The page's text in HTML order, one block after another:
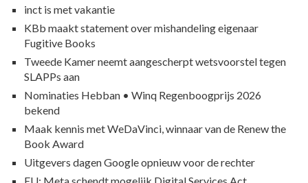
inct is met vakantie
KBb maakt statement over mishandeling eigenaar
Fugitive Books
Tweede Kamer neemt aangescherpt wetsvoorstel tegen
SLAPPs aan
Nominaties Hebban • Winq Regenboogprijs 2026
bekend
Maak kennis met WeDaVinci, winnaar van de Renew the
Book Award
Uitgevers dagen Google opnieuw voor de rechter